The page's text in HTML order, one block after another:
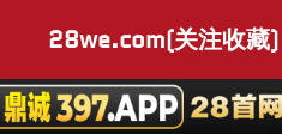
28we.com(关注收藏)